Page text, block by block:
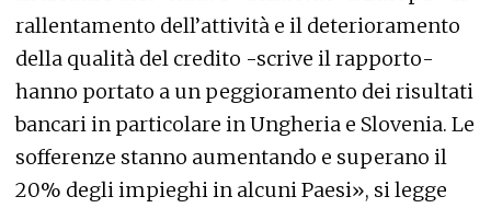
rallentamento dell’attività e il deterioramento
della qualità del credito -scrive il rapporto-
hanno portato a un peggioramento dei risultati
bancari in particolare in Ungheria e Slovenia. Le
sofferenze stanno aumentando e superano il
20% degli impieghi in alcuni Paesi», si legge